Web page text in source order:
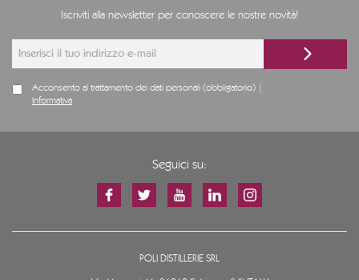
Iscriviti alla newsletter per conoscere le nostre novità!
Acconsento al trattamento dei dati personali (obbligatorio) |
Informativa
Seguici su:
POLI DISTILLERIE SRL